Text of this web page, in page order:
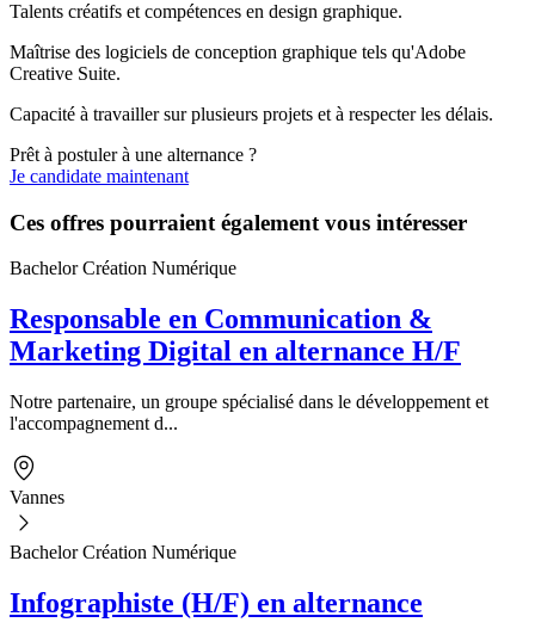
Talents créatifs et compétences en design graphique.
Maîtrise des logiciels de conception graphique tels qu'Adobe
Creative Suite.
Capacité à travailler sur plusieurs projets et à respecter les délais.
Prêt à postuler à une alternance ?
Je candidate maintenant
Ces offres pourraient également vous intéresser
Bachelor Création Numérique
Responsable en Communication &
Marketing Digital en alternance H/F
Notre partenaire, un groupe spécialisé dans le développement et
l'accompagnement d...
Vannes
Bachelor Création Numérique
Infographiste (H/F) en alternance